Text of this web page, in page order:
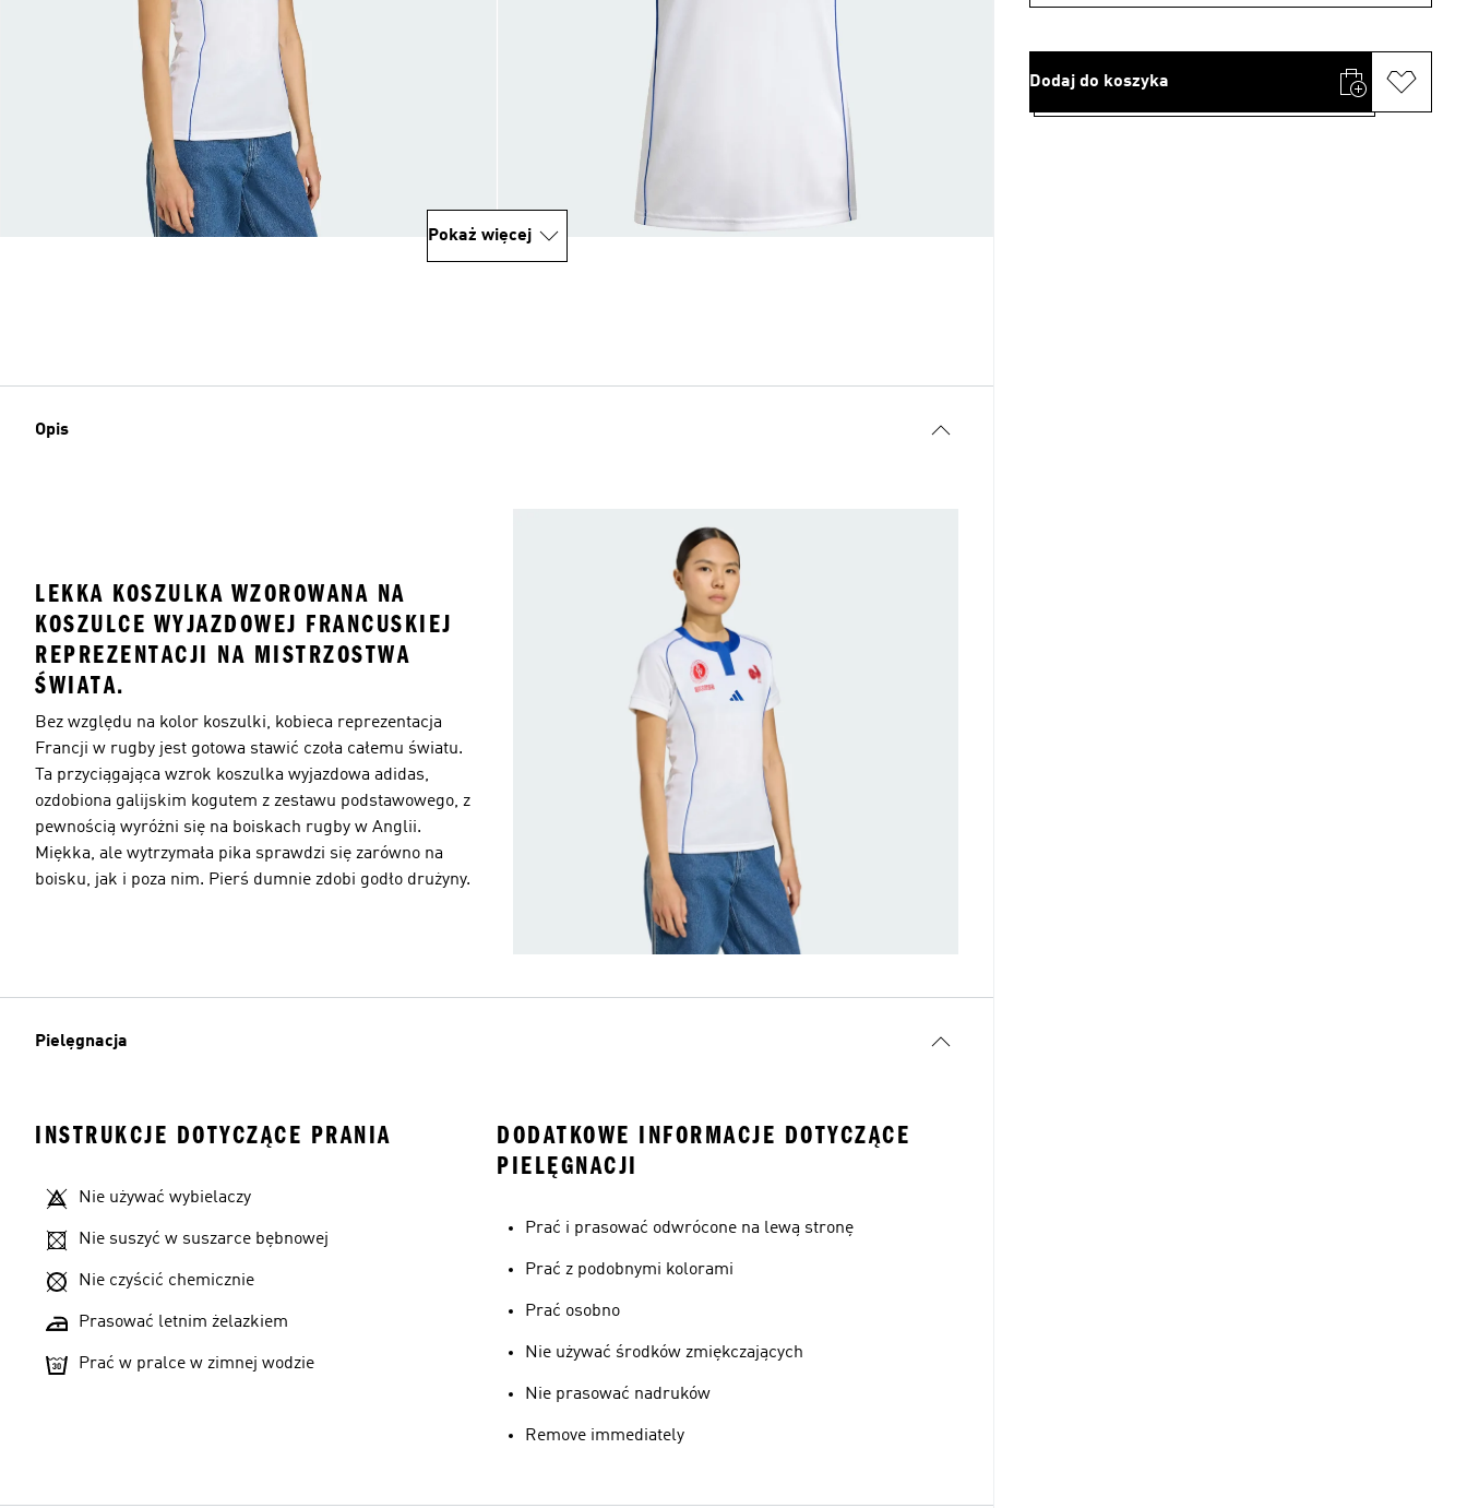
Pokaż więcej
Opis
LEKKA KOSZULKA WZOROWANA NA
KOSZULCE WYJAZDOWEJ FRANCUSKIEJ
REPREZENTACJI NA MISTRZOSTWA
ŚWIATA.
Bez względu na kolor koszulki, kobieca reprezentacja
Francji w rugby jest gotowa stawić czoła całemu światu.
Ta przyciągająca wzrok koszulka wyjazdowa adidas,
ozdobiona galijskim kogutem z zestawu podstawowego, z
pewnością wyróżni się na boiskach rugby w Anglii.
Miękka, ale wytrzymała pika sprawdzi się zarówno na
boisku, jak i poza nim. Pierś dumnie zdobi godło drużyny.
Pielęgnacja
INSTRUKCJE DOTYCZĄCE PRANIA
Nie używać wybielaczy
Nie suszyć w suszarce bębnowej
Nie czyścić chemicznie
Prasować letnim żelazkiem
Prać w pralce w zimnej wodzie
DODATKOWE INFORMACJE DOTYCZĄCE
PIELĘGNACJI
Prać i prasować odwrócone na lewą stronę
Prać z podobnymi kolorami
Prać osobno
Nie używać środków zmiękczających
Nie prasować nadruków
Remove immediately
Dodaj do koszyka